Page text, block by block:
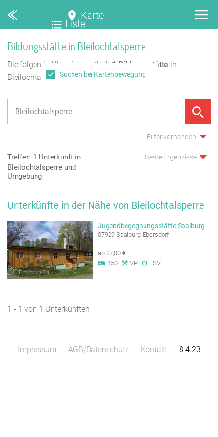
Karte
Liste
Bildungsstätte in Bleilochtalsperre
Die folgende Übersicht enthält 1 Bildungsstätte in
Bleilochtalsperre.
Filter vorhanden
Treffer: 1 Unterkunft in
Bleilochtalsperre und
Umgebung
Beste Ergebnisse
Unterkünfte in der Nähe von Bleilochtalsperre
Jugendbegegnungsstätte Saalburg
07929 Saalburg-Ebersdorf
ab 27,00 €
150
VP SV
1 - 1 von 1 Unterkünften
Suchen bei Kartenbewegung
Impressum AGB/Datenschutz Kontakt 8.4.23